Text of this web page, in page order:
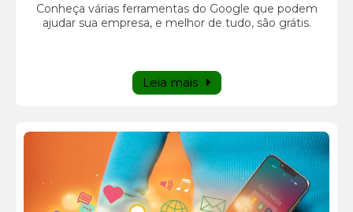
Conheça várias ferramentas do Google que podem
ajudar sua empresa, e melhor de tudo, são grátis.
Leia mais